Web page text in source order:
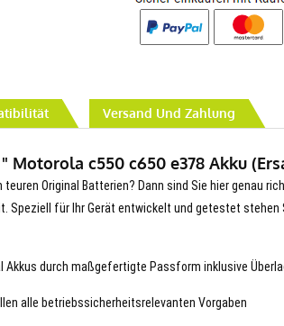
Versand Und Zahlung
c550 c650 e378 Akku
Original Batterien? Dann sind Sie hier genau
Speziell für Ihr Gerät entwickelt und getestet stehen
Akkus durch maßgefertigte Passform inklusive
alle betriebssicherheitsrelevanten Vorgaben